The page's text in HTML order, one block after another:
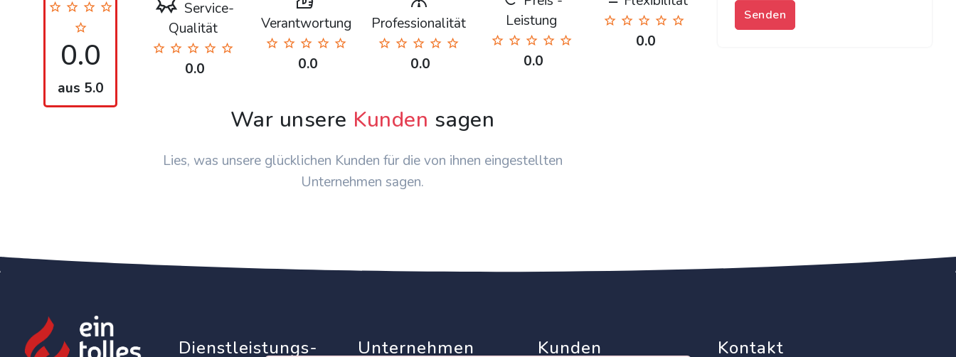
0.0
aus 5.0
Service-
Qualität
0.0
Verantwortung
0.0
Professionalität
0.0
Leistung
0.0
0.0
War unsere Kunden sagen
Lies, was unsere glücklichen Kunden für die von ihnen eingestellten
Unternehmen sagen.
Senden
Dienstleistungs-
Unternehmen Kunden Kontakt